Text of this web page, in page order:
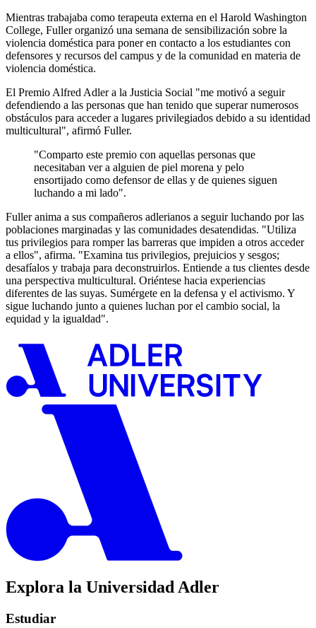
Mientras trabajaba como terapeuta externa en el Harold Washington
College, Fuller organizó una semana de sensibilización sobre la
violencia doméstica para poner en contacto a los estudiantes con
defensores y recursos del campus y de la comunidad en materia de
violencia doméstica.
El Premio Alfred Adler a la Justicia Social "me motivó a seguir
defendiendo a las personas que han tenido que superar numerosos
obstáculos para acceder a lugares privilegiados debido a su identidad
multicultural", afirmó Fuller.
"Comparto este premio con aquellas personas que
necesitaban ver a alguien de piel morena y pelo
ensortijado como defensor de ellas y de quienes siguen
luchando a mi lado".
Fuller anima a sus compañeros adlerianos a seguir luchando por las
poblaciones marginadas y las comunidades desatendidas. "Utiliza
tus privilegios para romper las barreras que impiden a otros acceder
a ellos", afirma. "Examina tus privilegios, prejuicios y sesgos;
desafíalos y trabaja para deconstruirlos. Entiende a tus clientes desde
una perspectiva multicultural. Oriéntese hacia experiencias
diferentes de las suyas. Sumérgete en la defensa y el activismo. Y
sigue luchando junto a quienes luchan por el cambio social, la
equidad y la igualdad".
Explora la Universidad Adler
Estudiar